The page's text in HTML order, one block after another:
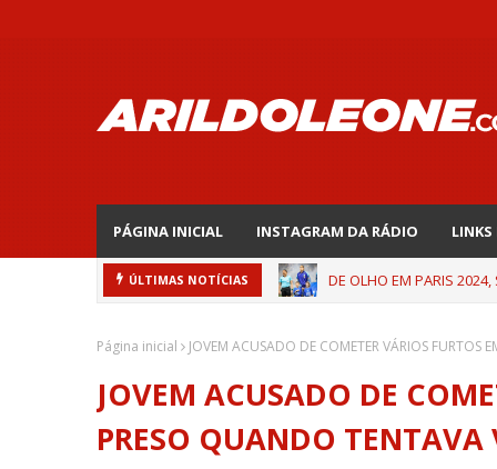
PÁGINA INICIAL INSTAGRAM DA RÁDIO LINKS
ÚLTIMAS NOTÍCIAS DE OLHO EM PARIS 2024,
Página inicial JOVEM ACUSADO DE COMETER VÁRIOS FURTOS
JOVEM ACUSADO DE
PRESO QUANDO